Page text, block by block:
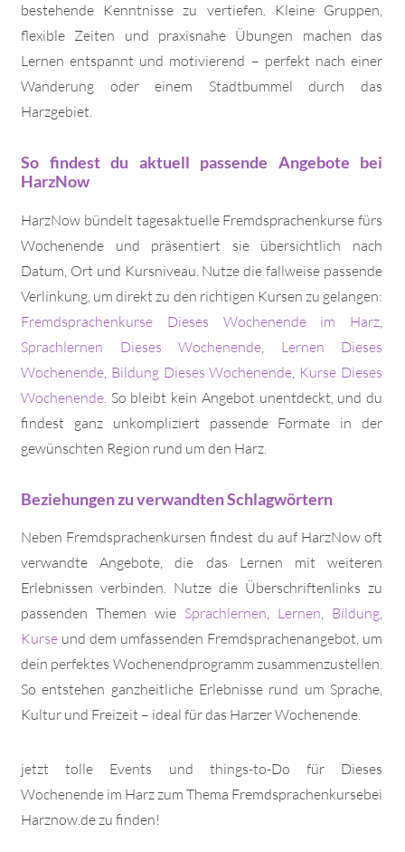
bestehende Kenntnisse zu vertiefen. Kleine Gruppen,
flexible Zeiten und praxisnahe Übungen machen das
Lernen entspannt und motivierend – perfekt nach einer
Wanderung oder einem Stadtbummel durch das
Harzgebiet.
So findest du aktuell passende Angebote bei
HarzNow
HarzNow bündelt tagesaktuelle Fremdsprachenkurse fürs
Wochenende und präsentiert sie übersichtlich nach
Datum, Ort und Kursniveau. Nutze die fallweise passende
Verlinkung, um direkt zu den richtigen Kursen zu gelangen:
Fremdsprachenkurse Dieses Wochenende im Harz
Sprachlernen Dieses Wochenende
Lernen Dieses
Wochenende Bildung Dieses Wochenende Kurse Dieses
Wochenende . So bleibt kein Angebot unentdeckt, und du
findest ganz unkompliziert passende Formate in der
gewünschten Region rund um den Harz.
Beziehungen zu verwandten Schlagwörtern
Neben Fremdsprachenkursen findest du auf HarzNow oft
verwandte Angebote, die das Lernen mit weiteren
Erlebnissen verbinden. Nutze die Überschriftenlinks zu
passenden Themen wie Sprachlernen, Lernen, Bildung,
Kurse und dem umfassenden Fremdsprachenangebot, um
dein perfektes Wochenendprogramm zusammenzustellen.
So entstehen ganzheitliche Erlebnisse rund um Sprache,
Kultur und Freizeit – ideal für das Harzer Wochenende.
jetzt tolle Events und things-to-Do für Dieses
Wochenende im Harz zum Thema Fremdsprachenkursebei
Harznow.de zu finden!